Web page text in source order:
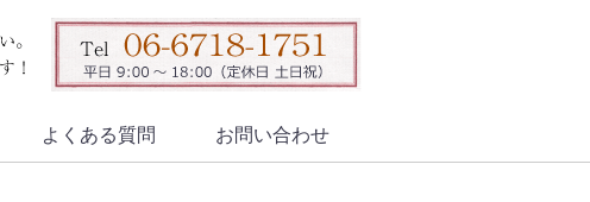
よくある質問 お問い合わせ